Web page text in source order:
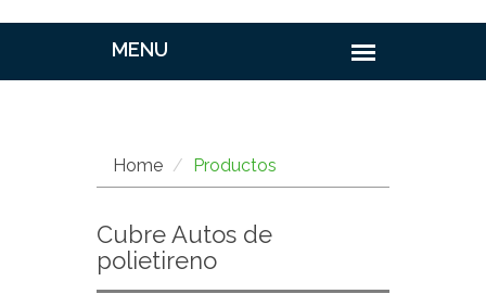
Home Productos
Cubre Autos de
polietireno